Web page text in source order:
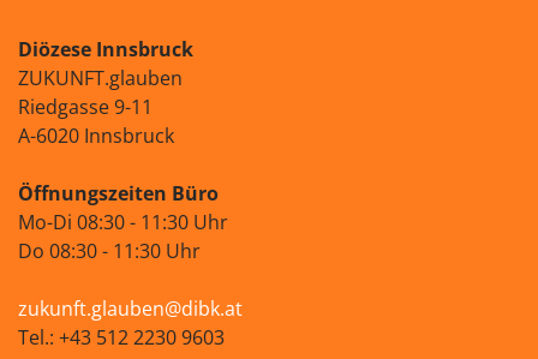
Diözese Innsbruck
ZUKUNFT.glauben
Riedgasse 9-11
A-6020 Innsbruck
Öffnungszeiten Büro
Mo-Di 08:30 - 11:30 Uhr
Do 08:30 - 11:30 Uhr
zukunft.glauben@dibk.at
Tel.: +43 512 2230 9603